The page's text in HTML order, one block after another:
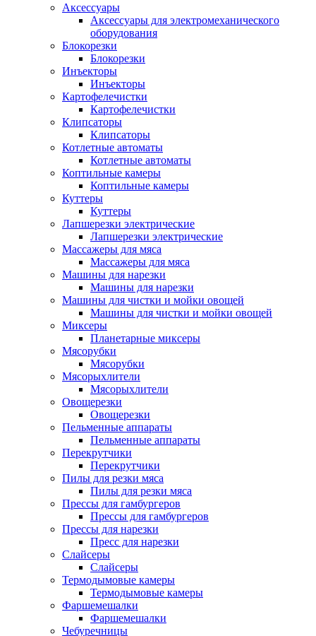
Аксессуары
Аксессуары для электромеханического
оборудования
Блокорезки
Блокорезки
Инъекторы
Инъекторы
Картофелечистки
Картофелечистки
Клипсаторы
Клипсаторы
Котлетные автоматы
Котлетные автоматы
Коптильные камеры
Коптильные камеры
Куттеры
Куттеры
Лапшерезки электрические
Лапшерезки электрические
Массажеры для мяса
Массажеры для мяса
Машины для нарезки
Машины для нарезки
Машины для чистки и мойки овощей
Машины для чистки и мойки овощей
Миксеры
Планетарные миксеры
Мясорубки
Мясорубки
Мясорыхлители
Мясорыхлители
Овощерезки
Овощерезки
Пельменные аппараты
Пельменные аппараты
Перекрутчики
Перекрутчики
Пилы для резки мяса
Пилы для резки мяса
Прессы для гамбургеров
Прессы для гамбургеров
Прессы для нарезки
Пресс для нарезки
Слайсеры
Слайсеры
Термодымовые камеры
Термодымовые камеры
Фаршемешалки
Фаршемешалки
Чебуречницы